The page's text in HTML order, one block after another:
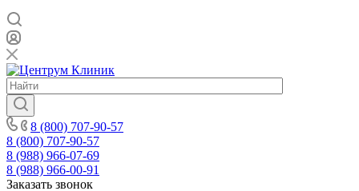
8 (800) 707-90-57
8 (800) 707-90-57
8 (988) 966-07-69
8 (988) 966-00-91
Заказать звонок